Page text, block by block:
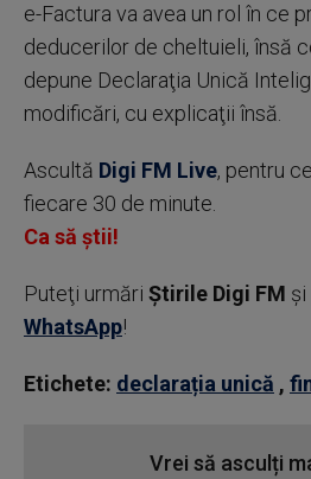
e-Factura va avea un rol în ce
deducerilor de cheltuieli, însă
depune Declaraţia Unică
modificări, cu explicaţii însă.
Ascultă Digi FM Live, pentru
fiecare 30 de minute.
Ca să știi!
Puteţi urmări Știrile Digi FM şi
WhatsApp!
Etichete: declarația unică ,
Vrei să asculți